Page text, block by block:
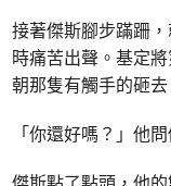
接著傑斯腳步蹣跚
時痛苦出聲。基定
朝那隻有觸手的砸去
「你還好嗎？」他